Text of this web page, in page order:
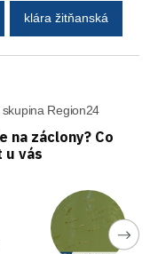
klára žitňanská
Region24
na záclony? Co
u vás